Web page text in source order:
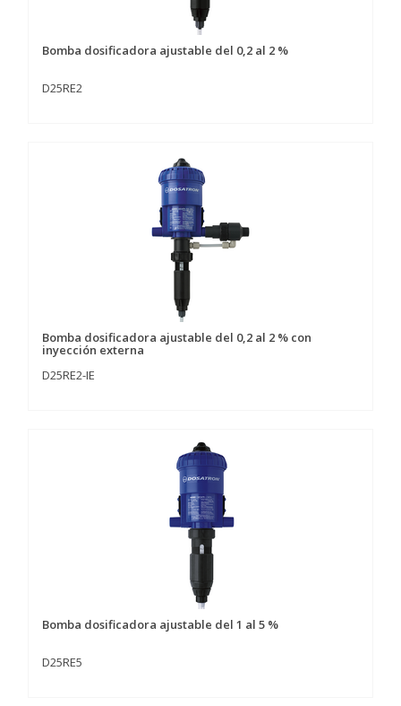
Bomba dosificadora ajustable del 0,2 al 2 %
D25RE2
Bomba dosificadora ajustable del 0,2 al 2 % con
inyección externa
D25RE2-IE
Bomba dosificadora ajustable del 1 al 5 %
D25RE5